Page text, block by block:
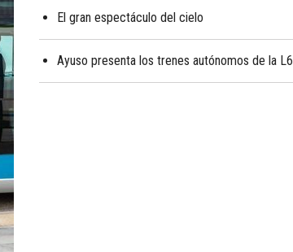
El gran espectáculo del cielo
Ayuso presenta los trenes autónomos de la L6